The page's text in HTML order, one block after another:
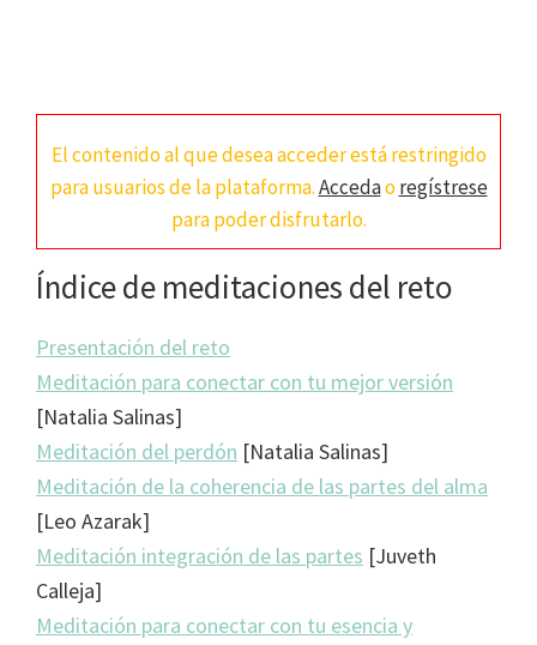
El contenido al que desea acceder está restringido
para usuarios de la plataforma.Accedaoregístrese
para poder disfrutarlo.
Índice de meditaciones del reto
Presentación del reto
Meditación para conectar con tu mejor versión
[Natalia Salinas]
Meditación del perdón [Natalia Salinas]
Meditación de la coherencia de las partes del alma
[Leo Azarak]
Meditación integración de las partes [Juveth
Calleja]
Meditación para conectar con tu esencia y